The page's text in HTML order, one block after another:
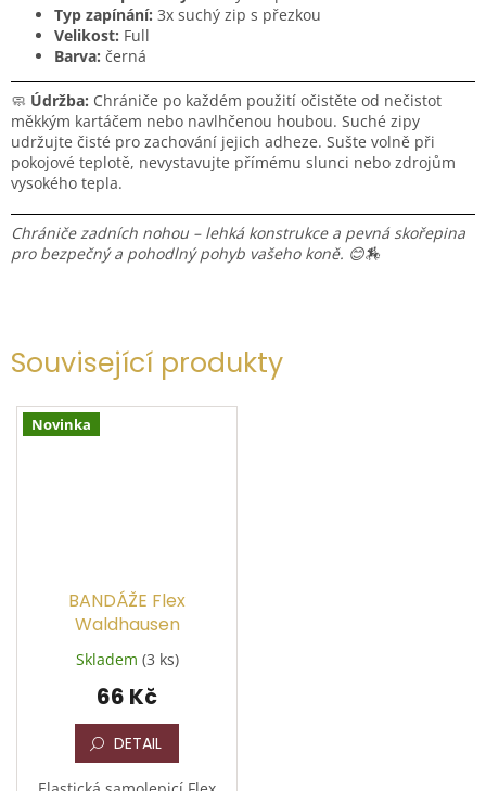
Související produkty
Novinka
BANDÁŽE Flex
Waldhausen
Skladem (3 ks)
66 Kč
DETAIL
Typ zapínání: 3x suchý zip s přezkou
Velikost: Full
Barva: černá
🧼 Údržba: Chrániče po každém použití očistěte od nečistot
měkkým kartáčem nebo navlhčenou houbou. Suché zipy
udržujte čisté pro zachování jejich adheze. Sušte volně při
pokojové teplotě, nevystavujte přímému slunci nebo zdrojům
vysokého tepla.
Chrániče zadních nohou – lehká konstrukce a pevná skořepina
pro bezpečný a pohodlný pohyb vašeho koně. 😊🏇